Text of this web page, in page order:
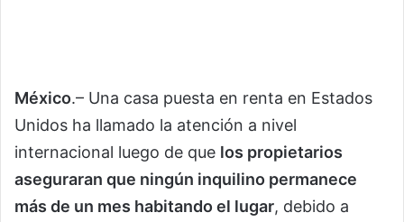
México.– Una casa puesta en renta en Estados
Unidos ha llamado la atención a nivel
internacional luego de que los propietarios
aseguraran que ningún inquilino permanece
más de un mes habitando el lugar, debido a